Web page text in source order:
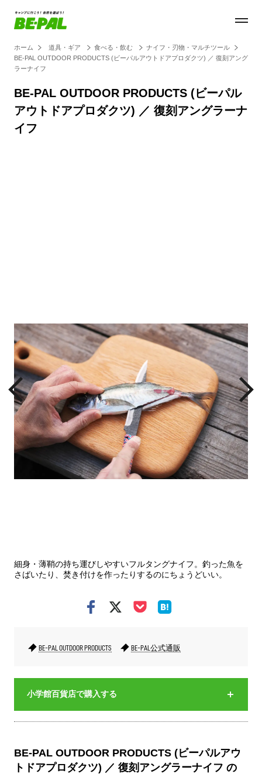
ホーム 道具・ギア 食べる・飲む
ナイフ・刃物・マルチツール
BE-PAL OUTDOOR PRODUCTS (ビーパルアウトドアプロダクツ) ／ 復刻アング
ラーナイフ
BE-PAL OUTDOOR PRODUCTS (ビーパル
アウトドアプロダクツ) ／ 復刻アングラーナ
イフ
細身・薄鞘の持ち運びしやすいフルタングナイフ。釣った魚を
さばいたり、焚き付けを作ったりするのにちょうどいい。
BE-PAL OUTDOOR PRODUCTS BE-PAL公式通販
小学館百貨店で購入する
BE-PAL OUTDOOR PRODUCTS (ビーパルアウ
トドアプロダクツ) ／ 復刻アングラーナイフ の